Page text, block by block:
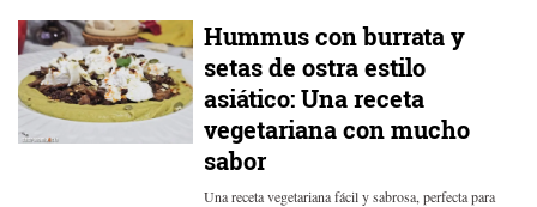
Hummus con burrata y
setas de ostra estilo
asiático: Una receta
vegetariana con mucho
sabor
Una receta vegetariana fácil y sabrosa, perfecta para